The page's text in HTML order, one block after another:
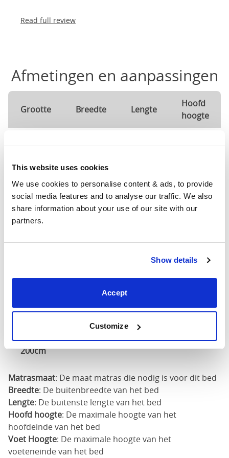
This website uses cookies
We use cookies to personalise content & ads, to provide
social media features and to analyse our traffic. We also
share information about your use of our site with our
partners.
Show details
Accept
Customize
Read full review
Afmetingen en aanpassingen
Grootte Breedte Lengte
Hoofd
hoogte
39" 86" 52"
X
200cm
51" 86" 52"
140cm
160cm
x
200cm
75" 86" 52"
Matrasmaat: De maat matras die nodig is voor dit bed
Breedte: De buitenbreedte van het bed
Lengte: De buitenste lengte van het bed
Hoofd hoogte: De maximale hoogte van het
hoofdeinde van het bed
Voet Hoogte: De maximale hoogte van het
voeteneinde van het bed